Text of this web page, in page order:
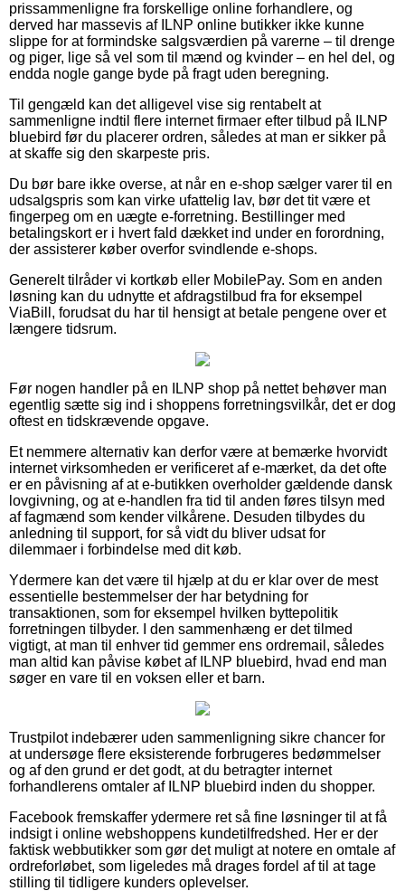
prissammenligne fra forskellige online forhandlere, og
derved har massevis af ILNP online butikker ikke kunne
slippe for at formindske salgsværdien på varerne – til drenge
og piger, lige så vel som til mænd og kvinder – en hel del, og
endda nogle gange byde på fragt uden beregning.
Til gengæld kan det alligevel vise sig rentabelt at
sammenligne indtil flere internet firmaer efter tilbud på ILNP
bluebird før du placerer ordren, således at man er sikker på
at skaffe sig den skarpeste pris.
Du bør bare ikke overse, at når en e-shop sælger varer til en
udsalgspris som kan virke ufattelig lav, bør det tit være et
fingerpeg om en uægte e-forretning. Bestillinger med
betalingskort er i hvert fald dækket ind under en forordning,
der assisterer køber overfor svindlende e-shops.
Generelt tilråder vi kortkøb eller MobilePay. Som en anden
løsning kan du udnytte et afdragstilbud fra for eksempel
ViaBill, forudsat du har til hensigt at betale pengene over et
længere tidsrum.
Før nogen handler på en ILNP shop på nettet behøver man
egentlig sætte sig ind i shoppens forretningsvilkår, det er dog
oftest en tidskrævende opgave.
Et nemmere alternativ kan derfor være at bemærke hvorvidt
internet virksomheden er verificeret af e-mærket, da det ofte
er en påvisning af at e-butikken overholder gældende dansk
lovgivning, og at e-handlen fra tid til anden føres tilsyn med
af fagmænd som kender vilkårene. Desuden tilbydes du
anledning til support, for så vidt du bliver udsat for
dilemmaer i forbindelse med dit køb.
Ydermere kan det være til hjælp at du er klar over de mest
essentielle bestemmelser der har betydning for
transaktionen, som for eksempel hvilken byttepolitik
forretningen tilbyder. I den sammenhæng er det tilmed
vigtigt, at man til enhver tid gemmer ens ordremail, således
man altid kan påvise købet af ILNP bluebird, hvad end man
søger en vare til en voksen eller et barn.
Trustpilot indebærer uden sammenligning sikre chancer for
at undersøge flere eksisterende forbrugeres bedømmelser
og af den grund er det godt, at du betragter internet
forhandlerens omtaler af ILNP bluebird inden du shopper.
Facebook fremskaffer ydermere ret så fine løsninger til at få
indsigt i online webshoppens kundetilfredshed. Her er der
faktisk webbutikker som gør det muligt at notere en omtale af
ordreforløbet, som ligeledes må drages fordel af til at tage
stilling til tidligere kunders oplevelser.